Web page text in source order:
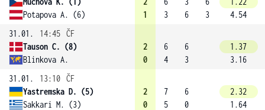
Potapova A. (6)
1
3
6
3
4.54
31.01.
14:45 ČF
Tauson C. (8)
Blinkova A.
2
0
6
4
6
3
1.37
3.16
31.01.
13:10 ČF
Yastremska D. (5)
Sakkari M. (3)
2
0
7
5
6
0
2.32
1.64